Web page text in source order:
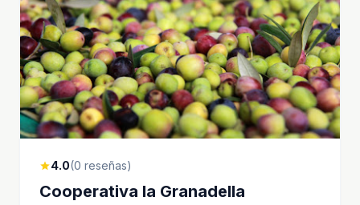
star4.0(0 reseñas)
Cooperativa la Granadella